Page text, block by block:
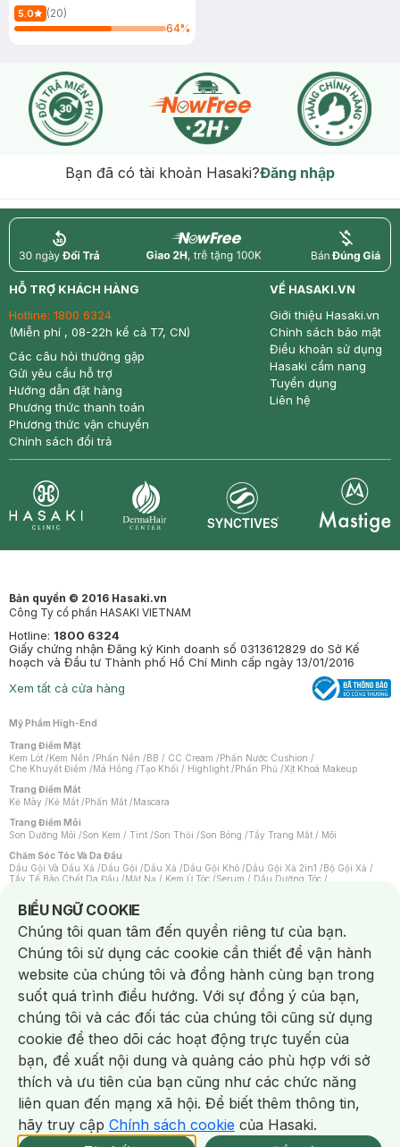
Bright Ampoule
5.0
(20)
64%
Giao Nhanh Miễn Phí 2H.
tại 337 Chi Nhánh (Trễ tặng 100K)
Bạn đã có tài khoản Hasaki?Đăng nhập
return nowfree price
HỖ TRỢ KHÁCH HÀNG
Hotline: 1800 6324
(Miễn phí , 08-22h kể cả T7, CN)
Các câu hỏi thường gặp
Gửi yêu cầu hỗ trợ
Hướng dẫn đặt hàng
Phương thức thanh toán
Phương thức vận chuyển
Chính sách đổi trả
VỀ HASAKI.VN
Giới thiệu Hasaki.vn
Chính sách bảo mật
Điều khoản sử dụng
Hasaki cẩm nang
Tuyển dụng
Liên hệ
Bản quyền © 2016 Hasaki.vn
Công Ty cổ phần HASAKI VIETNAM
Hotline: 1800 6324
Giấy chứng nhận Đăng ký Kinh doanh số 0313612829 do Sở Kế
hoạch và Đầu tư Thành phố Hồ Chí Minh cấp ngày 13/01/2016
Xem tất cả cửa hàng
Mỹ Phẩm High-End
Trang Điểm Mặt
Kem Lót /Kem Nền /Phấn Nền /BB / CC Cream /Phấn Nước Cushion /
Che Khuyết Điểm /Má Hồng /Tạo Khối / Highlight /Phấn Phủ /Xịt Khoá Makeup
Trang Điểm Mắt
Kẻ Mày /Kẻ Mắt /Phấn Mắt /Mascara
Trang Điểm Môi
Son Dưỡng Môi /Son Kem / Tint /Son Thỏi /Son Bóng /Tẩy Trang Mắt / Môi
Chăm Sóc Tóc Và Da Đầu
Dầu Gội Và Dầu Xả /Dầu Gội /Dầu Xả /Dầu Gội Khô /Dầu Gội Xả 2in1 /Bộ Gội Xả /
Tẩy Tế Bào Chết Da Đầu /Mặt Nạ / Kem Ủ Tóc /Serum / Dầu Dưỡng Tóc /
Máy Sấy Tóc
Lược
Kem Tẩy Lông/Dụng Cụ Tẩy Lông
Nước Hoa
Nước Hoa Nam Nước Hoa Cao Cấp Xịt Thơm Toàn Thân
Nước Hoa Vùng Kín
Chăm Sóc Cá Nhân
Chống Muỗi
Khẩu Trang Máy Massage Mặt Nạ Xông Hơi/Nước Rửa Tay
Sản Phẩm Chăm Sóc Khác/ Bàn Chải Đánh Răng /Bàn Chải Điện/
Hỗ Trợ Trắng Răng / Kem Đánh Răng Máy Tăm Nước Nước Súc Miệng
Tăm / Chỉ Nha Khoa /Xịt Thơm Miệng / Dung Dịch Vệ Sinh/Dưỡng Vùng Kín/
Khăn Ướt Vệ Sinh Vùng Kín
/Băng Vệ Sinh Tampon Bọt Cạo Râu Dao Cạo Râu/
Máy Cạo Râu
Vấn Đề Về Da
Da Dầu / Lỗ Chân Lông To
Da Khô / Mất Nước /Da Lão Hóa / Da Mụn/
Da Nhạy Cảm / Kích Ứng/Da Xỉn Màu/Thâm / Nám / Tàn Nhang/
Quầng Thâm & Bọng Mắt/ Sẹo
Viêm Da Cơ Địa
Dụng Cụ / Phụ Kiện Chăm Sóc Da
BIỂU NGỮ COOKIE
Notice about cookies usage
Chúng tôi quan tâm đến quyền riêng tư của bạn.
Chúng tôi sử dụng các cookie cần thiết để vận hành
website của chúng tôi và đồng hành cùng bạn trong
suốt quá trình điều hướng. Với sự đồng ý của bạn,
chúng tôi và các đối tác của chúng tôi cũng sử dụng
cookie để theo dõi các hoạt động trực tuyến của
bạn, đề xuất nội dung và quảng cáo phù hợp với sở
thích và ưu tiên của bạn cũng như các chức năng
liên quan đến mạng xã hội. Để biết thêm thông tin,
hãy truy cập Chính sách cookie của Hasaki.